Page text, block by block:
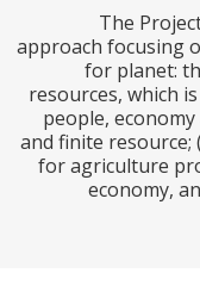
The
approach
for
resources,
people,
and finite
for